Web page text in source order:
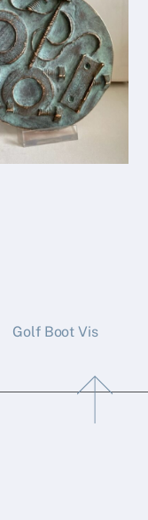
Golf Boot Vis
Top